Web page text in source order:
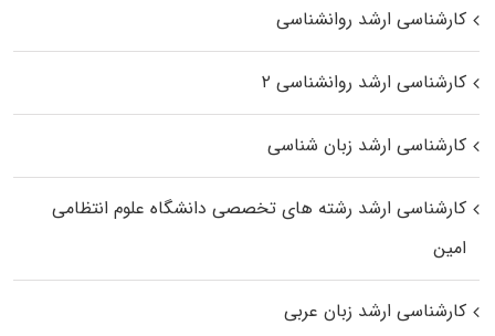
کارشناسی ارشد روانشناسی
کارشناسی ارشد روانشناسی ۲
کارشناسی ارشد زبان شناسی
کارشناسی ارشد رﺷﺘﻪ ﻫﺎی تخصصی داﻧﺸﮕﺎه ﻋﻠﻮم انتظامی
اﻣﻴﻦ
کارشناسی ارشد زبان عربی